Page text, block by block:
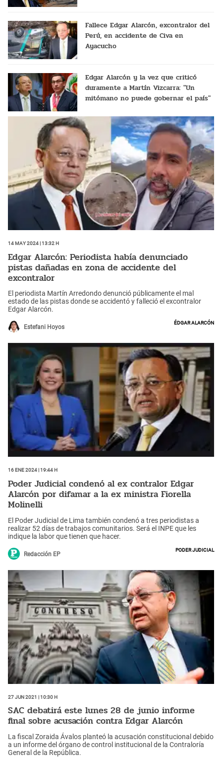
Fallece Edgar Alarcón, excontralor del
Perú, en accidente de Civa en
Ayacucho
Edgar Alarcón y la vez que criticó
duramente a Martín Vizcarra: "Un
mitómano no puede gobernar el país"
14 May 2024 | 13:32 h
Edgar Alarcón: Periodista había denunciado
pistas dañadas en zona de accidente del
excontralor
El periodista Martín Arredondo denunció públicamente el mal
estado de las pistas donde se accidentó y falleció el excontralor
Edgar Alarcón.
Estefani Hoyos
Édgar Alarcón
16 Ene 2024 | 19:44 h
Poder Judicial condenó al ex contralor Edgar
Alarcón por difamar a la ex ministra Fiorella
Molinelli
El Poder Judicial de Lima también condenó a tres periodistas a
realizar 52 días de trabajos comunitarios. Será el INPE que les
indique la labor que tienen que hacer.
Redacción EP
Poder Judicial
27 Jun 2021 | 10:30 h
SAC debatirá este lunes 28 de junio informe
final sobre acusación contra Edgar Alarcón
La fiscal Zoraida Ávalos planteó la acusación constitucional debido
a un informe del órgano de control institucional de la Contraloría
General de la República.